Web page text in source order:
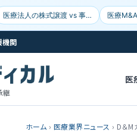
医療法人の株式譲渡 vs 事… 医療
機関
継
医
ホーム › 医療業界ニュース › D＆M